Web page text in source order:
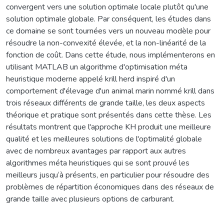
convergent vers une solution optimale locale plutôt qu'une
solution optimale globale. Par conséquent, les études dans
ce domaine se sont tournées vers un nouveau modèle pour
résoudre la non-convexité élevée, et la non-linéarité de la
fonction de coût. Dans cette étude, nous implémenterons en
utilisant MATLAB un algorithme d'optimisation méta
heuristique moderne appelé krill herd inspiré d'un
comportement d'élevage d'un animal marin nommé krill dans
trois réseaux différents de grande taille, les deux aspects
théorique et pratique sont présentés dans cette thèse. Les
résultats montrent que l'approche KH produit une meilleure
qualité et les meilleures solutions de l'optimalité globale
avec de nombreux avantages par rapport aux autres
algorithmes méta heuristiques qui se sont prouvé les
meilleurs jusqu‘à présents, en particulier pour résoudre des
problèmes de répartition économiques dans des réseaux de
grande taille avec plusieurs options de carburant.